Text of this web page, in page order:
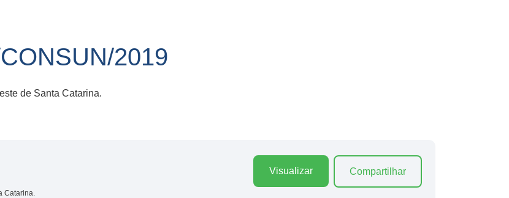
2019
de Santa Catarina.
Catarina.
Visualizar Compartilhar